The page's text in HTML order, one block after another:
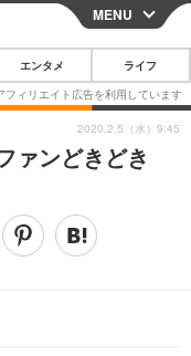
CLOSE
スマートフォン
その他
映画・ドラマ
MENU
エンタメ ライフ
ァンどきどき
2020.2.5（水）9:45